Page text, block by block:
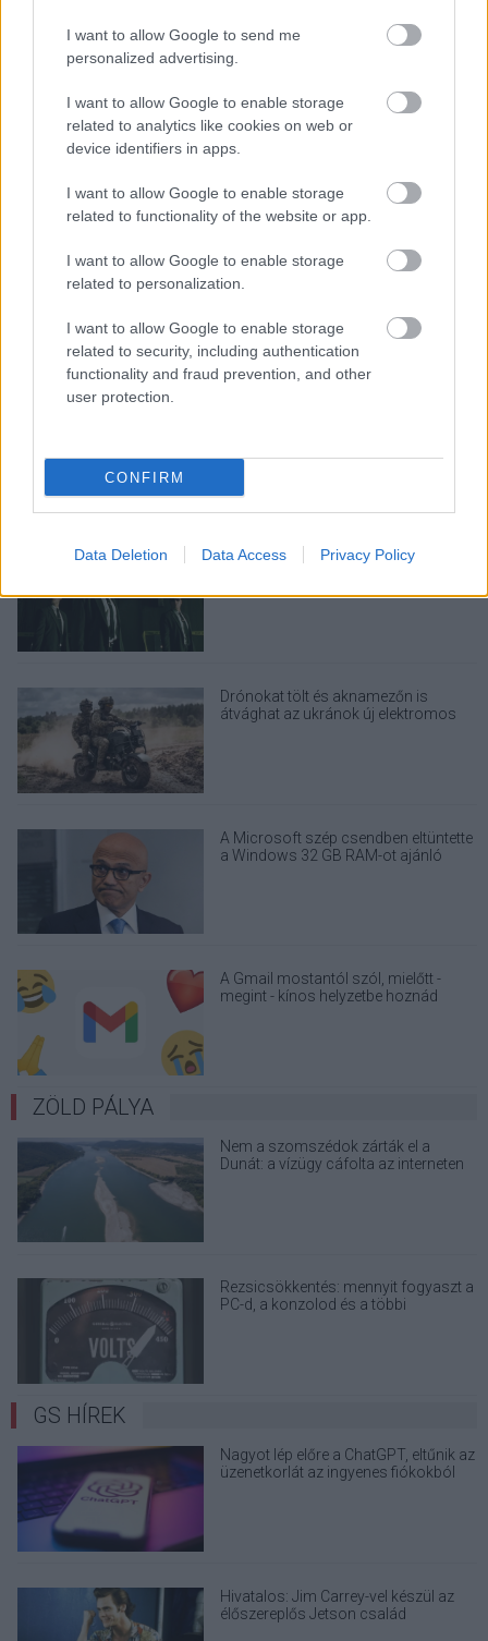
I want to allow Google to send me
personalized advertising.
I want to allow Google to enable storage
related to analytics like cookies on web or
device identifiers in apps.
I want to allow Google to enable storage
related to functionality of the website or app.
I want to allow Google to enable storage
related to personalization.
I want to allow Google to enable storage
related to security, including authentication
functionality and fraud prevention, and other
user protection.
CONFIRM
Data Deletion Data Access Privacy Policy
KÖVESS FACEBOOKON!
LEGOLVASOTTABBAK
Rezsicsökkentés: mennyit fogyaszt a
PC-d, a konzolod és a többi
dobása
Nem egyedi eset volt: más OpenAI-
Drónokat tölt és aknamezőn is
átvághat az ukránok új elektromos
A Microsoft szép csendben eltüntette
a Windows 32 GB RAM-ot ajánló
A Gmail mostantól szól, mielőtt -
megint - kínos helyzetbe hoznád
ZÖLD PÁLYA
Nem a szomszédok zárták el a
Dunát: a vízügy cáfolta az interneten
Rezsicsökkentés: mennyit fogyaszt a
PC-d, a konzolod és a többi
GS HÍREK
Nagyot lép előre a ChatGPT, eltűnik az
üzenetkorlát az ingyenes fiókokból
Hivatalos: Jim Carrey-vel készül az
élőszereplős Jetson család